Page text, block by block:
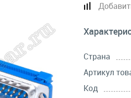
Страна
Артикул
Код